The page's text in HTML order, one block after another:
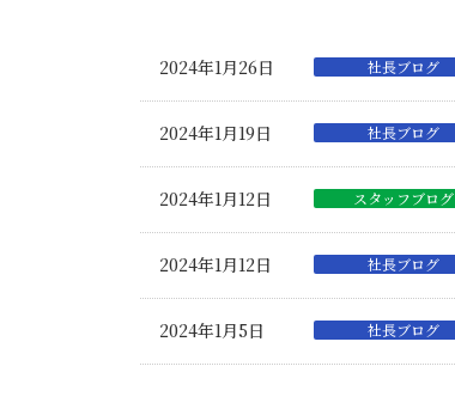
2024年1月26日 社長ブログ
2024年1月19日 社長ブログ
2024年1月12日 スタッフブログ
2024年1月12日 社長ブログ
2024年1月5日 社長ブログ